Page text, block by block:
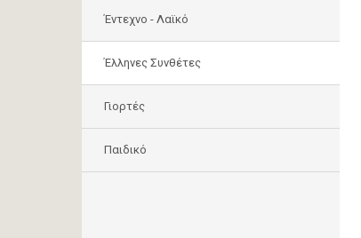
Έντεχνο - Λαϊκό
Έλληνες Συνθέτες
Γιορτές
Παιδικό